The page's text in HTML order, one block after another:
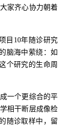
家齐心协力朝着
目10年随诊研究
脑海中萦绕：如
个研究的生命周
一个更综合的平
相干断层成像检
随诊取样中，留